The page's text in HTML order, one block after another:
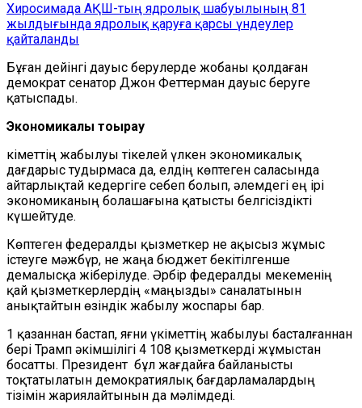
Хиросимада АҚШ-тың ядролық шабуылының 81
жылдығында ядролық қаруға қарсы үндеулер
қайталанды
Бұған дейінгі дауыс берулерде жобаны қолдаған
демократ сенатор Джон Феттерман дауыс беруге
қатыспады.
Экономикалық тоқырау
Үкіметтің жабылуы тікелей үлкен экономикалық
дағдарыс тудырмаса да, елдің көптеген саласында
айтарлықтай кедергіге себеп болып, әлемдегі ең ірі
экономиканың болашағына қатысты белгісіздікті
күшейтуде.
Көптеген федералды қызметкер не ақысыз жұмыс
істеуге мәжбүр, не жаңа бюджет бекітілгенше
демалысқа жіберілуде. Әрбір федералды мекеменің
қай қызметкерлердің «маңызды» саналатынын
анықтайтын өзіндік жабылу жоспары бар.
1 қазаннан бастап, яғни үкіметтің жабылуы басталғаннан
бері Трамп әкімшілігі 4 108 қызметкерді жұмыстан
босатты. Президент бұл жағдайға байланысты
тоқтатылатын демократиялық бағдарламалардың
тізімін жариялайтынын да мәлімдеді.